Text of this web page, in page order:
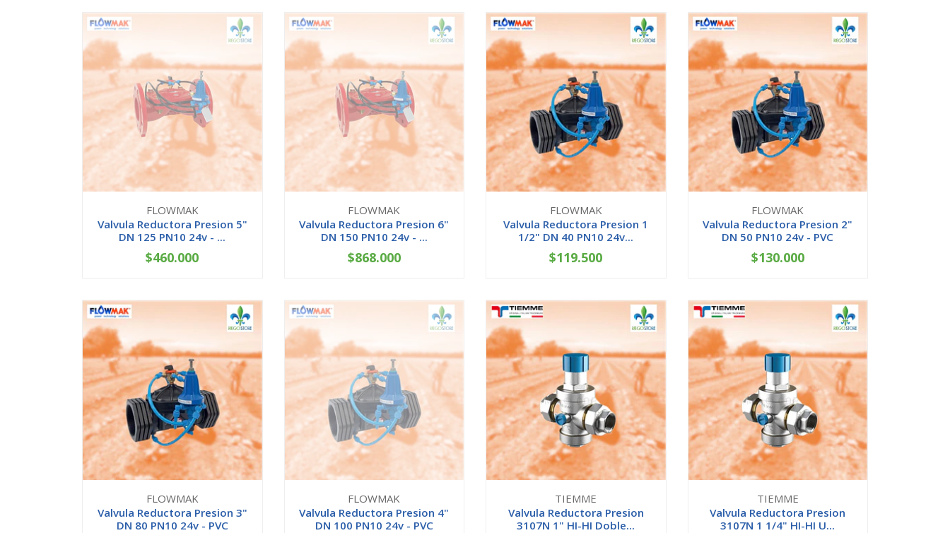
FLOWMAK
Valvula Reductora Presion 5"
DN 125 PN10 24v - ...
AGOTADO
$460.000
FLOWMAK
Valvula Reductora Presion 6"
DN 150 PN10 24v - ...
AGOTADO
$868.000
FLOWMAK
Valvula Reductora Presion 1
1/2" DN 40 PN10 24v...
+
$119.500
FLOWMAK
Valvula Reductora Presion 2"
DN 50 PN10 24v - PVC
+
$130.000
FLOWMAK
Valvula Reductora Presion 3"
DN 80 PN10 24v - PVC
FLOWMAK
Valvula Reductora Presion 4"
DN 100 PN10 24v - PVC
TIEMME
Valvula Reductora Presion
3107N 1" HI-HI Doble...
TIEMME
Valvula Reductora Presion
3107N 1 1/4" HI-HI U...